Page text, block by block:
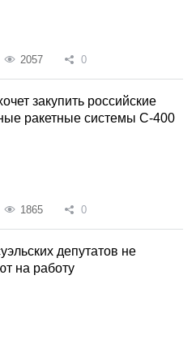
2057 0
закупить российские
ракетные системы С-400
1865 0
депутатов не
на работу